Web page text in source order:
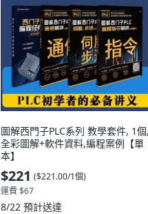
圖解西門子PLC系列 教學套件, 1個,
全彩圖解+軟件資料,編程案例【單
本】
$221 ($221.00/1個)
運費 $67
8/22 預計送達